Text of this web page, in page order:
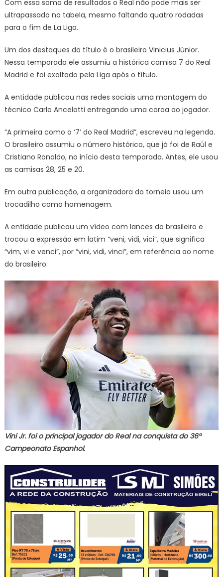
Com essa soma de resultados o Real não pode mais ser
ultrapassado na tabela, mesmo faltando quatro rodadas
para o fim de La Liga.
Um dos destaques do título é o brasileiro Vinicius Júnior.
Nessa temporada ele assumiu a histórica camisa 7 do Real
Madrid e foi exaltado pela Liga após o título.
A entidade publicou nas redes sociais uma montagem do
técnico Carlo Ancelotti entregando uma coroa ao jogador.
“A primeira como o ‘7’ do Real Madrid”, escreveu na legenda.
O brasileiro assumiu o número histórico, que já foi de Raúl e
Cristiano Ronaldo, no início desta temporada. Antes, ele usou
as camisas 28, 25 e 20.
Em outra publicação, a organizadora do torneio usou um
trocadilho como homenagem.
A entidade publicou um vídeo com lances do brasileiro e
trocou a expressão em latim “veni, vidi, vici”, que significa
“vim, vi e venci”, por “vini, vidi, vinci”, em referência ao nome
do brasileiro.
Vini Jr. foi o principal jogador do Real na conquista do 36º
Campeonato Espanhol.